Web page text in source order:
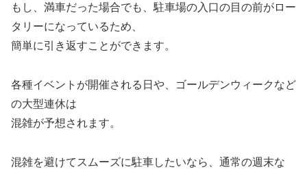
もし、満車だった場合でも、駐車場の入口の目の前がロー
タリーになっているため、
簡単に引き返すことができます。
各種イベントが開催される日や、ゴールデンウィークなど
の大型連休は
混雑が予想されます。
混雑を避けてスムーズに駐車したいなら、通常の週末な